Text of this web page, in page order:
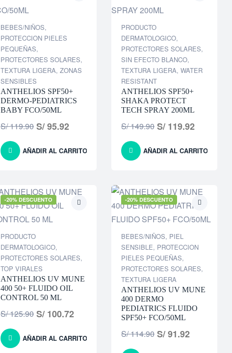
BEBES/NIÑOS,
PROTECCION PIELES
PEQUEÑAS,
PROTECTORES SOLARES,
TEXTURA LIGERA, ZONAS
SENSIBLES
ANTHELIOS SPF50+
DERMO-PEDIATRICS
BABY FCO/50ML
S/119.90 S/95.92
AÑADIR AL CARRITO
PRODUCTO
DERMATOLOGICO,
PROTECTORES SOLARES,
SIN EFECTO BLANCO,
TEXTURA LIGERA, WATER
RESISTANT
ANTHELIOS SPF50+
SHAKA PROTECT
TECH SPRAY 200ML
S/149.90 S/ 119.92
AÑADIR AL CARRITO
-20% DESCUENTO
PRODUCTO
DERMATOLOGICO,
PROTECTORES SOLARES,
TOP VIRALES
ANTHELIOS UV MUNE
400 50+ FLUIDO OIL
CONTROL 50 ML
S/125.90 S/ 100.72
AÑADIR AL CARRITO
-20% DESCUENTO
BEBES/NIÑOS, PIEL
SENSIBLE, PROTECCION
PIELES PEQUEÑAS,
PROTECTORES SOLARES,
TEXTURA LIGERA
ANTHELIOS UV MUNE
400 DERMO
PEDIATRICS FLUIDO
SPF50+ FCO/50ML
S/114.90 S/91.92